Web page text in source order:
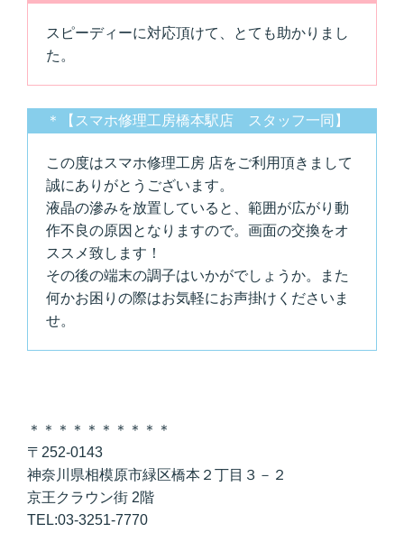
スピーディーに対応頂けて、とても助かりまし
た。
＊【スマホ修理工房橋本駅店 スタッフ一同】
この度はスマホ修理工房 店をご利用頂きまして
誠にありがとうございます。
液晶の滲みを放置していると、範囲が広がり動
作不良の原因となりますので。画面の交換をオ
ススメ致します！
その後の端末の調子はいかがでしょうか。また
何かお困りの際はお気軽にお声掛けくださいま
せ。
＊＊＊＊＊＊＊＊＊＊
〒252-0143
神奈川県相模原市緑区橋本２丁目３－２
京王クラウン街 2階
TEL:03-3251-7770